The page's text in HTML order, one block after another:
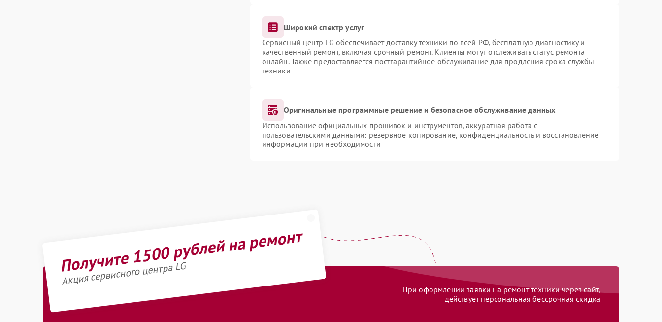
Широкий спектр услуг
Сервисный центр LG обеспечивает доставку техники по всей РФ, бесплатную диагностику и
качественный ремонт, включая срочный ремонт. Клиенты могут отслеживать статус ремонта
онлайн. Также предоставляется постгарантийное обслуживание для продления срока службы
техники
Оригинальные программные решение и безопасное обслуживание данных
Использование официальных прошивок и инструментов, аккуратная работа с
пользовательскими данными: резервное копирование, конфиденциальность и восстановление
информации при необходимости
Получите 1500 рублей на ремонт
Акция сервисного центра LG
При оформлении заявки на ремонт техники через сайт,
действует персональная бессрочная скидка